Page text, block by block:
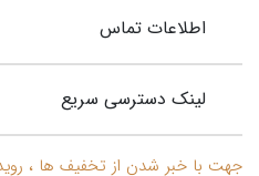
اطلاعات تماس
لینک دسترسی سریع
جهت با خبر شدن از تخفیف ها ،